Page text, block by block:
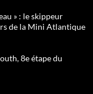
» : le skippeur
de la Mini Atlantique
8e étape du